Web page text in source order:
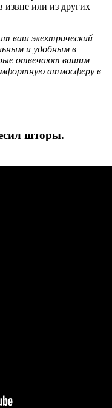
извне или из других
ваш электрический
и удобным в
отвечают вашим
атмосферу в
шторы.